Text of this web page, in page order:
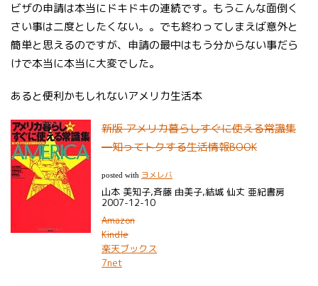
ビザの申請は本当にドキドキの連続です。もうこんな面倒く
さい事は二度としたくない。。でも終わってしまえば意外と
簡単と思えるのですが、申請の最中はもう分からない事だら
けで本当に本当に大変でした。
あると便利かもしれないアメリカ生活本
新版 アメリカ暮らしすぐに使える常識集
―知ってトクする生活情報BOOK
posted with ヨメレバ
山本 美知子,斉藤 由美子,結城 仙丈 亜紀書房
2007-12-10
Amazon
Kindle
楽天ブックス
7net